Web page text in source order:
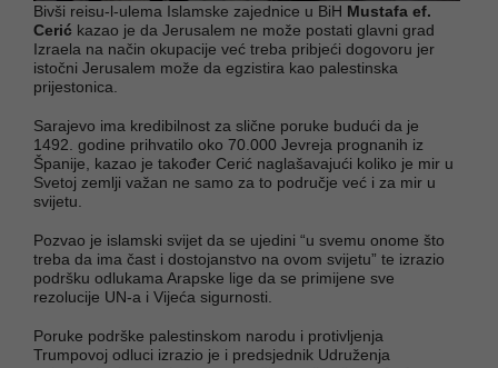
Bivši reisu-l-ulema Islamske zajednice u BiH Mustafa ef.
Cerić kazao je da Jerusalem ne može postati glavni grad
Izraela na način okupacije već treba pribjeći dogovoru jer
istočni Jerusalem može da egzistira kao palestinska
prijestonica.
Sarajevo ima kredibilnost za slične poruke budući da je
1492. godine prihvatilo oko 70.000 Jevreja prognanih iz
Španije, kazao je također Cerić naglašavajući koliko je mir u
Svetoj zemlji važan ne samo za to područje već i za mir u
svijetu.
Pozvao je islamski svijet da se ujedini “u svemu onome što
treba da ima čast i dostojanstvo na ovom svijetu” te izrazio
podršku odlukama Arapske lige da se primijene sve
rezolucije UN-a i Vijeća sigurnosti.
Poruke podrške palestinskom narodu i protivljenja
Trumpovoj odluci izrazio je i predsjednik Udruženja